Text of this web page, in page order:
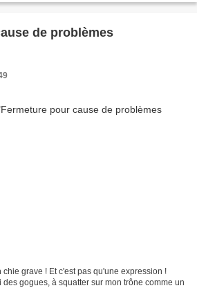
de problèmes
grave ! Et c'est pas qu'une expression !
gogues, à squatter sur mon trône comme un